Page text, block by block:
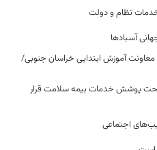
نظام و دولت
آسبادها
معاونت آموزش ابتدایی خراسان جنوبی/
تحت پوشش خدمات بیمه سلامت قرار
اجتماعی